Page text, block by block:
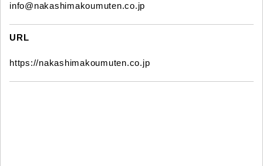
info@nakashimakoumuten.co.jp
URL
https://nakashimakoumuten.co.jp